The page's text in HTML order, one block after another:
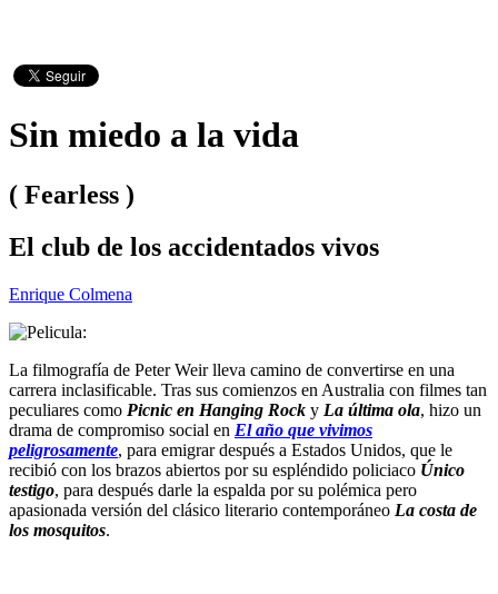
Sin miedo a la vida
( Fearless )
El club de los accidentados vivos
Enrique Colmena
La filmografía de Peter Weir lleva camino de convertirse en una
carrera inclasificable. Tras sus comienzos en Australia con filmes tan
peculiares como Picnic en Hanging Rock y La última ola, hizo un
drama de compromiso social en El año que vivimos
peligrosamente, para emigrar después a Estados Unidos, que le
recibió con los brazos abiertos por su espléndido policiaco Único
testigo, para después darle la espalda por su polémica pero
apasionada versión del clásico literario contemporáneo La costa de
los mosquitos.